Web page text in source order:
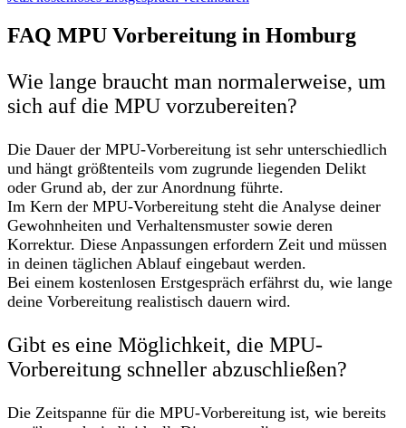
FAQ MPU Vorbereitung in Homburg
Wie lange braucht man normalerweise, um
sich auf die MPU vorzubereiten?
Die Dauer der MPU-Vorbereitung ist sehr unterschiedlich
und hängt größtenteils vom zugrunde liegenden Delikt
oder Grund ab, der zur Anordnung führte.
Im Kern der MPU-Vorbereitung steht die Analyse deiner
Gewohnheiten und Verhaltensmuster sowie deren
Korrektur. Diese Anpassungen erfordern Zeit und müssen
in deinen täglichen Ablauf eingebaut werden.
Bei einem kostenlosen Erstgespräch erfährst du, wie lange
deine Vorbereitung realistisch dauern wird.
Gibt es eine Möglichkeit, die MPU-
Vorbereitung schneller abzuschließen?
Die Zeitspanne für die MPU-Vorbereitung ist, wie bereits